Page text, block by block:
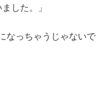
した。」
なっちゃうじゃないで